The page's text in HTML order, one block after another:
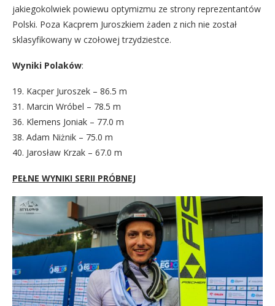
jakiegokolwiek powiewu optymizmu ze strony reprezentantów
Polski. Poza Kacprem Juroszkiem żaden z nich nie został
sklasyfikowany w czołowej trzydziestce.
Wyniki Polaków:
19. Kacper Juroszek – 86.5 m
31. Marcin Wróbel – 78.5 m
36. Klemens Joniak – 77.0 m
38. Adam Niżnik – 75.0 m
40. Jarosław Krzak – 67.0 m
PEŁNE WYNIKI SERII PRÓBNEJ